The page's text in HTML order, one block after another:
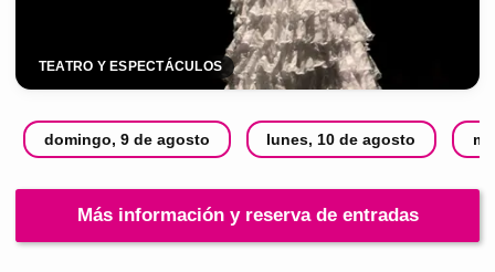
TEATRO Y ESPECTÁCULOS
domingo, 9 de agosto lunes, 10 de agosto
Más información y reserva de entradas